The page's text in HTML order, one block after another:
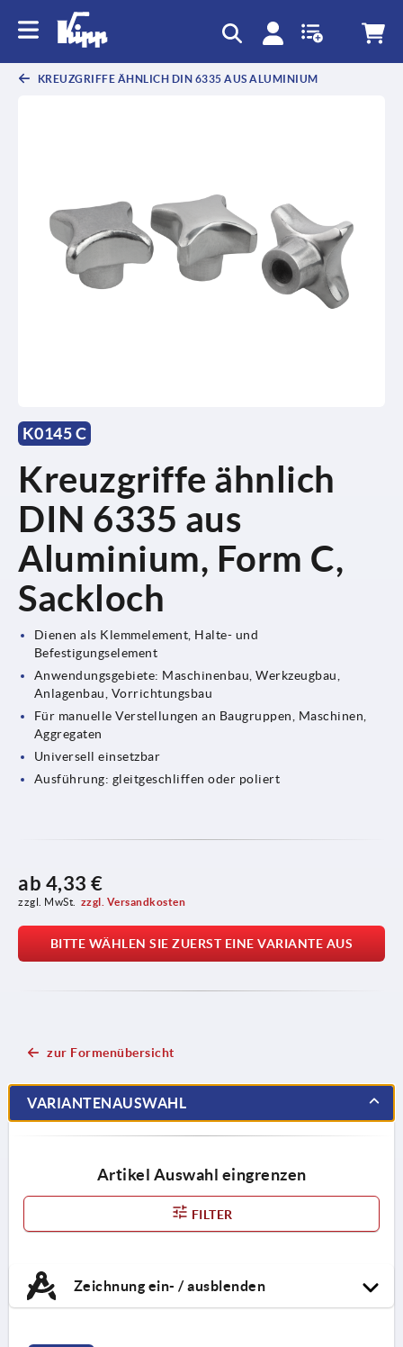
KREUZGRIFFE ÄHNLICH DIN 6335 AUS ALUMINIUM
K0145 C
Kreuzgriffe ähnlich
DIN 6335 aus
Aluminium, Form C,
Sackloch
Dienen als Klemmelement, Halte- und
Befestigungselement
Anwendungsgebiete: Maschinenbau, Werkzeugbau,
Anlagenbau, Vorrichtungsbau
Für manuelle Verstellungen an Baugruppen, Maschinen,
Aggregaten
Universell einsetzbar
Ausführung: gleitgeschliffen oder poliert
ab 4,33 €
zzgl. MwSt. zzgl. Versandkosten
BITTE WÄHLEN SIE ZUERST EINE VARIANTE AUS
zur Formenübersicht
VARIANTENAUSWAHL
Artikel Auswahl eingrenzen
FILTER
Zeichnung ein- / ausblenden